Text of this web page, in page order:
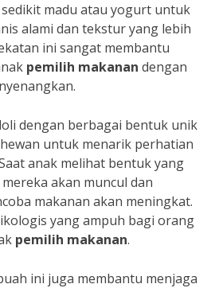
madu atau yogurt untuk
alami dan tekstur yang lebih
ini sangat membantu
pemilih makanan dengan
dengan berbagai bentuk unik
untuk menarik perhatian
anak melihat bentuk yang
akan muncul dan
makanan akan meningkat.
yang ampuh bagi orang
pemilih makanan.
ini juga membantu menjaga